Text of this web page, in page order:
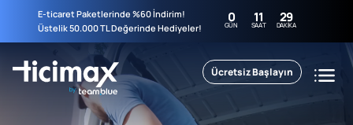
E-ticaret Paketlerinde %60 İndirim!
Üstelik 50.000 TL Değerinde Hediyeler!
0
GÜN 11
SAAT 29
DAKIKA
Ücretsiz Başlayın